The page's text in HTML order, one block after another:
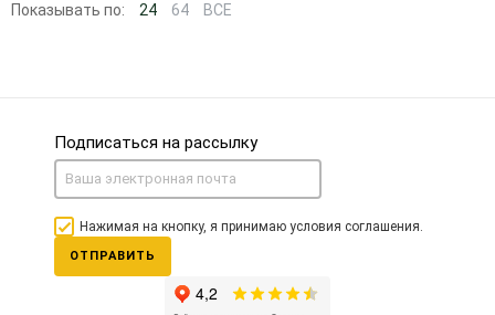
Показывать по: 24 64 ВСЕ
Подписаться на рассылку
Нажимая на кнопку, я принимаю условия соглашения.
ОТПРАВИТЬ